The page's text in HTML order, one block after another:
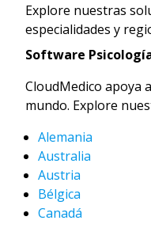
Explore nuestras
especialidades y
Software
CloudMedico apoya
mundo. Explore
Alemania
Australia
Austria
Bélgica
Canadá